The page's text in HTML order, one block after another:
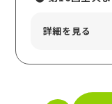
詳細を見る